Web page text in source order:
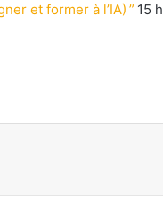
et former à l’IA) ” 15 h